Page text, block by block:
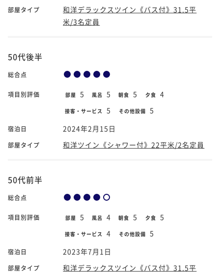
部屋タイプ
和洋デラックスツイン《バス付》31.5平
米/3名定員
50代後半
総合点
項目別評価 部屋 5 風呂 5 朝食 5 夕食 4
接客・サービス 5 その他設備 5
宿泊日 2024年2月15日
部屋タイプ 和洋ツイン《シャワー付》22平米/2名定員
50代前半
総合点
項目別評価 部屋 5 風呂 4 朝食 5 夕食 5
接客・サービス 4 その他設備 5
宿泊日 2023年7月1日
部屋タイプ
和洋デラックスツイン《バス付》31.5平